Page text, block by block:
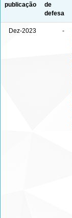
publicação
de
defesa
Dez-2023 -